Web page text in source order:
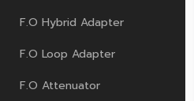
F.O Hybrid Adapter
F.O Loop Adapter
F.O Attenuator